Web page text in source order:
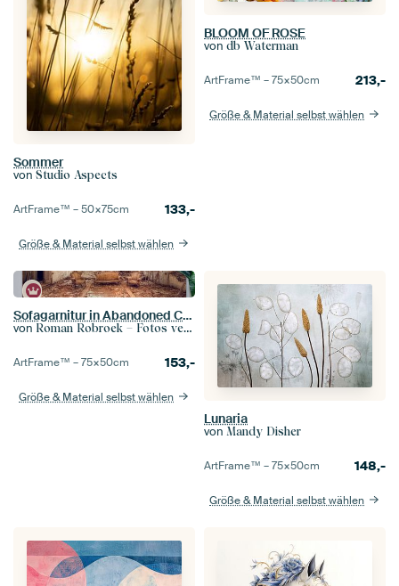
Sommer
von Studio Aspects
ArtFrame™ –50×75cm 133,-
Größe & Material selbst wählen
BLOOM OF ROSE
von db Waterman
ArtFrame™ –75×50cm 213,-
Größe & Material selbst wählen
Sofagarnitur in Abandoned Castle.
von Roman Robroek – Fotos verlassener Gebäude
ArtFrame™ –75×50cm 153,-
Größe & Material selbst wählen
Lunaria
von Mandy Disher
ArtFrame™ –75×50cm 148,-
Größe & Material selbst wählen